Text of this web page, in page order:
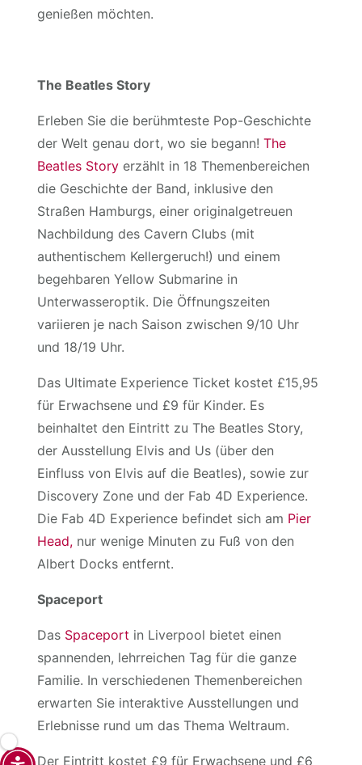
genießen möchten.
The Beatles Story
Erleben Sie die berühmteste Pop-Geschichte
der Welt genau dort, wo sie begann! The
Beatles Storyerzählt in 18 Themenbereichen
die Geschichte der Band, inklusive den
Straßen Hamburgs, einer originalgetreuen
Nachbildung des Cavern Clubs (mit
authentischem Kellergeruch!) und einem
begehbaren Yellow Submarine in
Unterwasseroptik. Die Öffnungszeiten
variieren je nach Saison zwischen 9/10 Uhr
und 18/19 Uhr.
Das Ultimate Experience Ticket kostet £15,95
für Erwachsene und £9 für Kinder. Es
beinhaltet den Eintritt zu The Beatles Story,
der Ausstellung Elvis and Us (über den
Einfluss von Elvis auf die Beatles), sowie zur
Discovery Zone und der Fab 4D Experience.
Die Fab 4D Experience befindet sich am Pier
Head, nur wenige Minuten zu Fuß von den
Albert Docks entfernt.
Spaceport
Das Spaceport in Liverpool bietet einen
spannenden, lehrreichen Tag für die ganze
Familie. In verschiedenen Themenbereichen
erwarten Sie interaktive Ausstellungen und
Erlebnisse rund um das Thema Weltraum.
Der Eintritt kostet £9 für Erwachsene und £6